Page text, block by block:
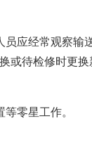
应经常观察输
或待检修时更换
零星工作。